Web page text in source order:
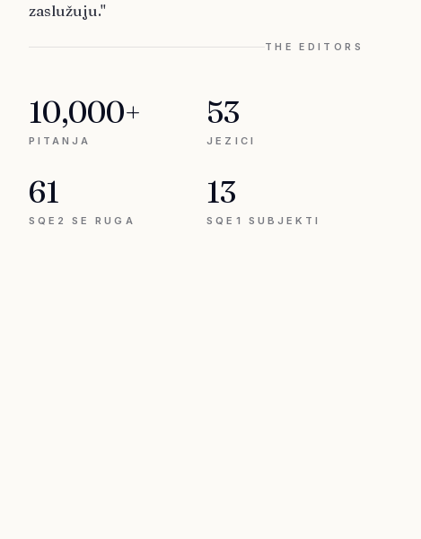
zaslužuju."
THE EDITORS
10,000+
PITANJA
53
JEZICI
61
SQE2 SE RUGA
13
SQE1 SUBJEKTI